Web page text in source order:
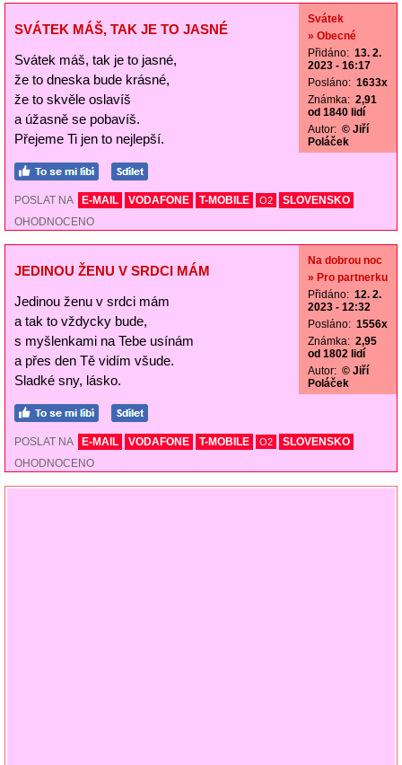
SVÁTEK MÁŠ, TAK JE TO JASNÉ
Svátek máš, tak je to jasné,
že to dneska bude krásné,
že to skvěle oslavíš
a úžasně se pobavíš.
Přejeme Ti jen to nejlepší.
Svátek
» Obecné
Přidáno: 13. 2.
2023 - 16:17
Posláno: 1633x
Známka: 2,91
od 1840 lidí
Autor: © Jiří
Poláček
POSLAT NA E-MAIL VODAFONE T-MOBILE O2
SLOVENSKO
OHODNOCENO
JEDINOU ŽENU V SRDCI MÁM
Jedinou ženu v srdci mám
a tak to vždycky bude,
s myšlenkami na Tebe usínám
a přes den Tě vidím všude.
Sladké sny, lásko.
Na dobrou noc
» Pro partnerku
Přidáno: 12. 2.
2023 - 12:32
Posláno: 1556x
Známka: 2,95
od 1802 lidí
Autor: © Jiří
Poláček
POSLAT NA E-MAIL VODAFONE T-MOBILE O2
SLOVENSKO
OHODNOCENO